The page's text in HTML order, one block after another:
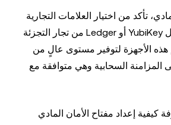
تأكد من اختيار العلامات التجارية
ذات السمعة الطيبة مثل YubiKey أو Ledger من تجار التجزئة
هذه الأجهزة لتوفير مستوى عالٍ من
المزامنة السحابية وهي متوافقة مع
إعداد مفتاح الأمان المادي